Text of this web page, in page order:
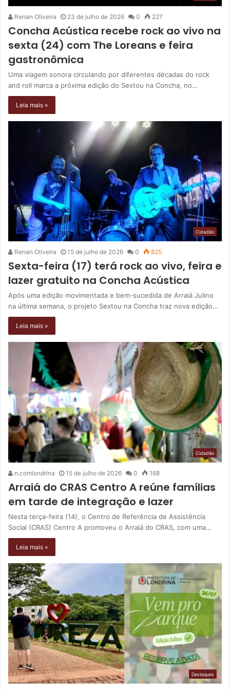
Renan Oliveira 23 de julho de 2026 0 227
Concha Acústica recebe rock ao vivo na
sexta (24) com The Loreans e feira
gastronômica
Uma viagem sonora circulando por diferentes décadas do rock
and roll marca a próxima edição do Sextou na Concha, no…
Leia mais »
Cidadão
Renan Oliveira 15 de julho de 2026 0 825
Sexta-feira (17) terá rock ao vivo, feira e
lazer gratuito na Concha Acústica
Após uma edição movimentada e bem-sucedida de Arraiá Julino
na última semana, o projeto Sextou na Concha traz nova edição…
Leia mais »
Cidadão
n.comlondrina 15 de julho de 2026 0 168
Arraiá do CRAS Centro A reúne famílias
em tarde de integração e lazer
Nesta terça-feira (14), o Centro de Referência de Assistência
Social (CRAS) Centro A promoveu o Arraiá do CRAS, com uma…
Leia mais »
Destaques